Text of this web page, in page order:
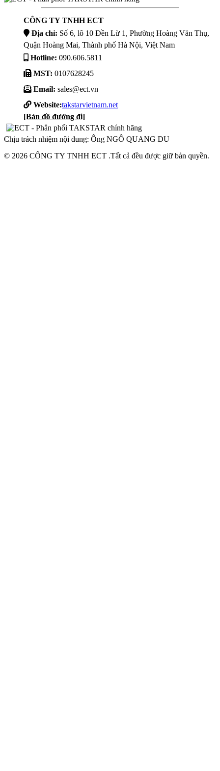
CÔNG TY TNHH ECT
Địa chỉ: Số 6, lô 10 Đền Lừ 1, Phường Hoàng Văn Thụ,
Quận Hoàng Mai, Thành phố Hà Nội, Việt Nam
Hotline: 090.606.5811
MST: 0107628245
Email: sales@ect.vn
Website:takstarvietnam.net
[Bản đồ đường đi]
Chịu trách nhiệm nội dung: Ông NGÔ QUANG DU
© 2026 CÔNG TY TNHH ECT .Tất cả đều được giữ bản quyền.